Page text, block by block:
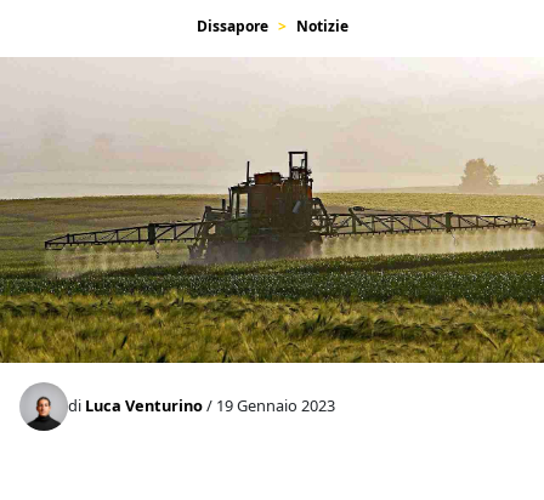
Dissapore Notizie
di Luca Venturino/ 19 Gennaio 2023